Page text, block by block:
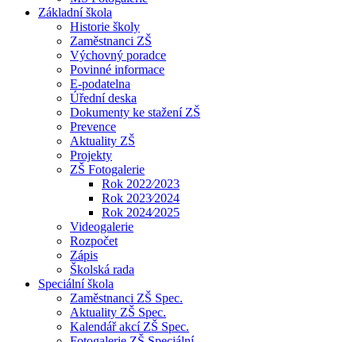
Základní škola
Historie školy
Zaměstnanci ZŠ
Výchovný poradce
Povinné informace
E-podatelna
Úřední deska
Dokumenty ke stažení ZŠ
Prevence
Aktuality ZŠ
Projekty
ZŠ Fotogalerie
Rok 2022⁄2023
Rok 2023⁄2024
Rok 2024⁄2025
Videogalerie
Rozpočet
Zápis
Školská rada
Speciální škola
Zaměstnanci ZŠ Spec.
Aktuality ZŠ Spec.
Kalendář akcí ZŠ Spec.